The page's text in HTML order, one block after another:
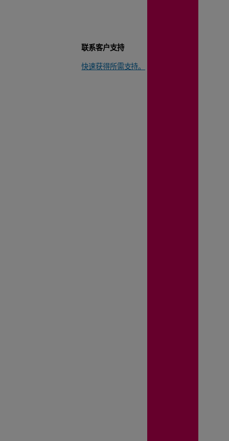
联系客户支持
快速获得所需支持。